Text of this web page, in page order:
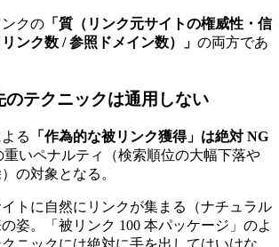
クの 「質（リンク元サイトの権威性・信
リンク数 / 参照ドメイン数）」 の両方であ
のテクニックは通用しない
る
「作為的な被リンク獲得」は絶対 NG
重いペナルティ（検索順位の大幅下落や
の対象となる。
トに自然にリンクが集まる（ナチュラル
姿。「被リンク 100 本パッケージ」のよ
ニックには絶対に手を出してはいけな